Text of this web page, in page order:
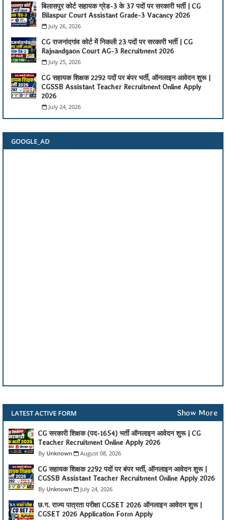
बिलासपुर कोर्ट सहायक ग्रेड-3 के 37 पदों पर सरकारी भर्ती | CG
Bilaspur Court Assistant Grade-3 Vacancy 2026
July 26, 2026
CG राजनांदगांव कोर्ट में निकली 23 पदों पर सरकारी भर्ती | CG
Rajnandgaon Court AG-3 Recruitment 2026
July 25, 2026
CG सहायक शिक्षक 2292 पदों पर बंपर भर्ती, ऑनलाइन आवेदन शुरू |
CGSSB Assistant Teacher Recruitment Online Apply
2026
July 24, 2026
GOOGLE_AD
LATEST ACTIVE FORM Show More
CG सरकारी शिक्षक (पद-1654) भर्ती ऑनलाइन आवेदन शुरू | CG
Teacher Recruitment Online Apply 2026
Unknown August 08, 2026
CG सहायक शिक्षक 2292 पदों पर बंपर भर्ती, ऑनलाइन आवेदन शुरू |
CGSSB Assistant Teacher Recruitment Online Apply 2026
Unknown July 24, 2026
छ.ग. राज्य पात्रता परीक्षा CGSET 2026 ऑनलाइन आवेदन शुरू |
CGSET 2026 Application Form Apply